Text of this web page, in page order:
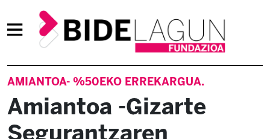
AMIANTOA- %50EKO ERREKARGUA.
Amiantoa -Gizarte
Segurantzaren